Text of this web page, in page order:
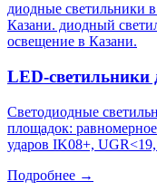
диодные светильники
Казани. диодный
освещение в Казани.
LED-светильники
Светодиодные
площадок:
ударов IK08+,
Подробнее →